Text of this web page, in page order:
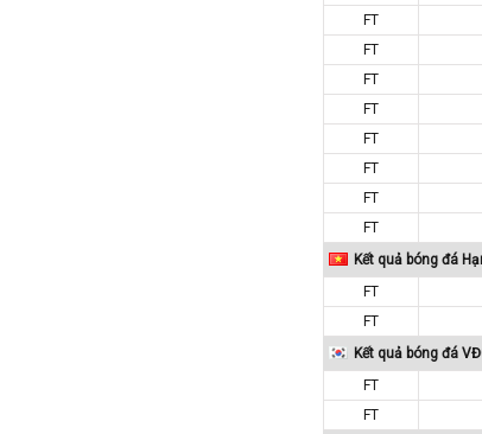
FT
FT
FT
FT
FT
FT
FT
FT
Kết quả bóng đá
FT
FT
Kết quả bóng đá
FT
FT